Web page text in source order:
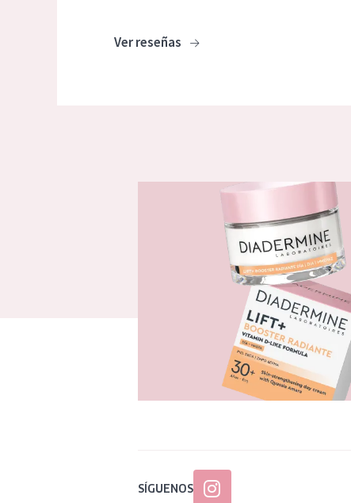
Ver reseñas
SÍGUENOS